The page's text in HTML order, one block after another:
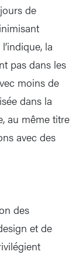
de
la
pas dans les
moins de
dans la
au même titre
avec des
des
et de